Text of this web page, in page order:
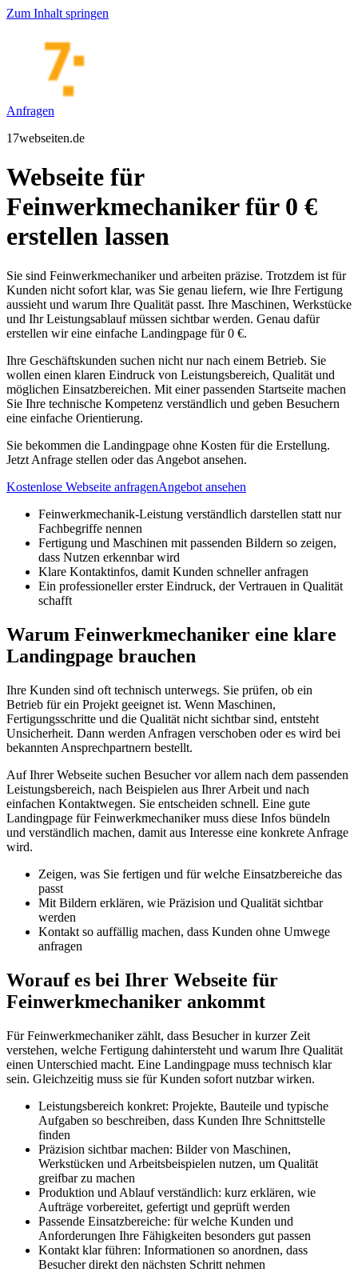
Zum Inhalt springen
Anfragen
17webseiten.de
Webseite für
Feinwerkmechaniker für 0 €
erstellen lassen
Sie sind Feinwerkmechaniker und arbeiten präzise. Trotzdem ist für
Kunden nicht sofort klar, was Sie genau liefern, wie Ihre Fertigung
aussieht und warum Ihre Qualität passt. Ihre Maschinen, Werkstücke
und Ihr Leistungsablauf müssen sichtbar werden. Genau dafür
erstellen wir eine einfache Landingpage für 0 €.
Ihre Geschäftskunden suchen nicht nur nach einem Betrieb. Sie
wollen einen klaren Eindruck von Leistungsbereich, Qualität und
möglichen Einsatzbereichen. Mit einer passenden Startseite machen
Sie Ihre technische Kompetenz verständlich und geben Besuchern
eine einfache Orientierung.
Sie bekommen die Landingpage ohne Kosten für die Erstellung.
Jetzt Anfrage stellen oder das Angebot ansehen.
Kostenlose Webseite anfragenAngebot ansehen
Feinwerkmechanik-Leistung verständlich darstellen statt nur
Fachbegriffe nennen
Fertigung und Maschinen mit passenden Bildern so zeigen,
dass Nutzen erkennbar wird
Klare Kontaktinfos, damit Kunden schneller anfragen
Ein professioneller erster Eindruck, der Vertrauen in Qualität
schafft
Warum Feinwerkmechaniker eine klare
Landingpage brauchen
Ihre Kunden sind oft technisch unterwegs. Sie prüfen, ob ein
Betrieb für ein Projekt geeignet ist. Wenn Maschinen,
Fertigungsschritte und die Qualität nicht sichtbar sind, entsteht
Unsicherheit. Dann werden Anfragen verschoben oder es wird bei
bekannten Ansprechpartnern bestellt.
Auf Ihrer Webseite suchen Besucher vor allem nach dem passenden
Leistungsbereich, nach Beispielen aus Ihrer Arbeit und nach
einfachen Kontaktwegen. Sie entscheiden schnell. Eine gute
Landingpage für Feinwerkmechaniker muss diese Infos bündeln
und verständlich machen, damit aus Interesse eine konkrete Anfrage
wird.
Zeigen, was Sie fertigen und für welche Einsatzbereiche das
passt
Mit Bildern erklären, wie Präzision und Qualität sichtbar
werden
Kontakt so auffällig machen, dass Kunden ohne Umwege
anfragen
Worauf es bei Ihrer Webseite für
Feinwerkmechaniker ankommt
Für Feinwerkmechaniker zählt, dass Besucher in kurzer Zeit
verstehen, welche Fertigung dahintersteht und warum Ihre Qualität
einen Unterschied macht. Eine Landingpage muss technisch klar
sein. Gleichzeitig muss sie für Kunden sofort nutzbar wirken.
Leistungsbereich konkret: Projekte, Bauteile und typische
Aufgaben so beschreiben, dass Kunden Ihre Schnittstelle
finden
Präzision sichtbar machen: Bilder von Maschinen,
Werkstücken und Arbeitsbeispielen nutzen, um Qualität
greifbar zu machen
Produktion und Ablauf verständlich: kurz erklären, wie
Aufträge vorbereitet, gefertigt und geprüft werden
Passende Einsatzbereiche: für welche Kunden und
Anforderungen Ihre Fähigkeiten besonders gut passen
Kontakt klar führen: Informationen so anordnen, dass
Besucher direkt den nächsten Schritt nehmen